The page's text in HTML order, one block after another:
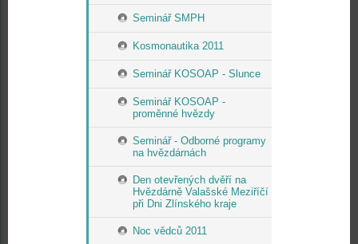
Seminář SMPH
Kosmonautika 2011
Seminář KOSOAP - Slunce
Seminář KOSOAP -
proměnné hvězdy
Seminář - Odborné programy
na hvězdárnách
Den otevřených dvěří na
Hvězdárně Valašské Meziříčí
při Dni Zlínského kraje
Noc vědců 2011